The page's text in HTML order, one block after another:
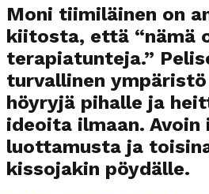
Moni tiimiläinen on
kiitosta, että “nämä
terapiatunteja.”
turvallinen
höyryjä pihalle ja
ideoita ilmaan.
luottamusta ja
kissojakin pöydälle.